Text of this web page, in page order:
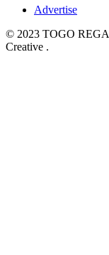
Advertise
© 2023 TOGO
Creative .